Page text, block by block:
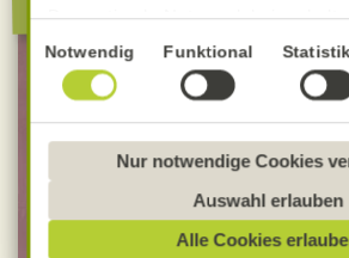
Das optimale Nutzererlebnis
„Alle Cookies erlauben“ anklicken.
umfasst in diesem Fall auch den
Dienstleistern in Drittländern, die
Sofern personenbezogene Daten
werden, besteht das Risiko, dass
analysiert werden und
durchgesetzt werden könnten. Sie
Einwilligungsauswahl
Notwendig Funktional
Alle Cookies
Auswahl erlauben
Nur notwendige Cookies
100 % Bio-Lebensmittel
unabhängig geprüfte
MEHR ERFAHREN